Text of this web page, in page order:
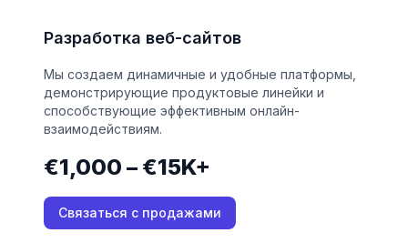
Разработка веб-сайтов
Мы создаем динамичные и удобные платформы,
демонстрирующие продуктовые линейки и
способствующие эффективным онлайн-
взаимодействиям.
€1,000 – €15K+
Связаться с продажами